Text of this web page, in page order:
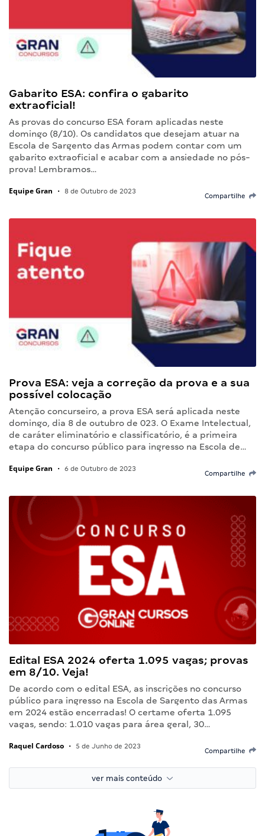
Gabarito ESA: confira o gabarito
extraoficial!
As provas do concurso ESA foram aplicadas neste
domingo (8/10). Os candidatos que desejam atuar na
Escola de Sargento das Armas podem contar com um
gabarito extraoficial e acabar com a ansiedade no pós-
prova! Lembramos…
Equipe Gran • 8 de Outubro de 2023
Compartilhe
Prova ESA: veja a correção da prova e a sua
possível colocação
Atenção concurseiro, a prova ESA será aplicada neste
domingo, dia 8 de outubro de 023. O Exame Intelectual,
de caráter eliminatório e classificatório, é a primeira
etapa do concurso público para ingresso na Escola de…
Equipe Gran • 6 de Outubro de 2023
Compartilhe
Edital ESA 2024 oferta 1.095 vagas; provas
em 8/10. Veja!
De acordo com o edital ESA, as inscrições no concurso
público para ingresso na Escola de Sargento das Armas
em 2024 estão encerradas! O certame oferta 1.095
vagas, sendo: 1.010 vagas para área geral, 30…
Raquel Cardoso • 5 de Junho de 2023
Compartilhe
ver mais conteúdo